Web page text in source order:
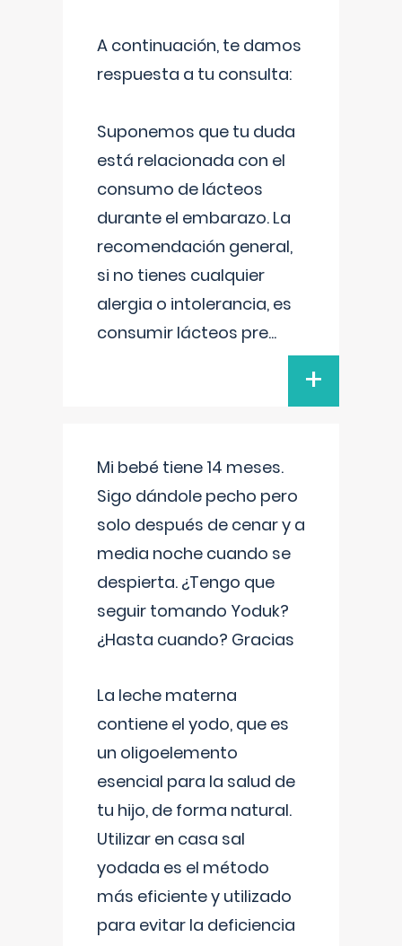
A continuación, te damos
respuesta a tu consulta:
Suponemos que tu duda
está relacionada con el
consumo de lácteos
durante el embarazo. La
recomendación general,
si no tienes cualquier
alergia o intolerancia, es
consumir lácteos pre...
+
Mi bebé tiene 14 meses.
Sigo dándole pecho pero
solo después de cenar y a
media noche cuando se
despierta. ¿Tengo que
seguir tomando Yoduk?
¿Hasta cuando? Gracias
La leche materna
contiene el yodo, que es
un oligoelemento
esencial para la salud de
tu hijo, de forma natural.
Utilizar en casa sal
yodada es el método
más eficiente y utilizado
para evitar la deficiencia